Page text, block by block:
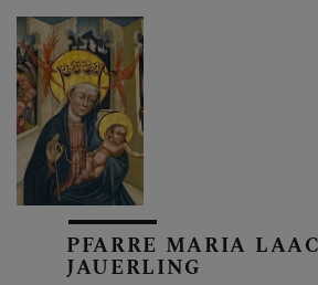
G
PFARRE MARIA
JAUERLING